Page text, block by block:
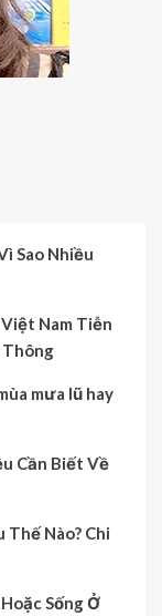
Sao Nhiều
Nam Tiễn
Thông
mưa lũ hay
Cần Biết Về
Thế Nào? Chi
Sống Ở